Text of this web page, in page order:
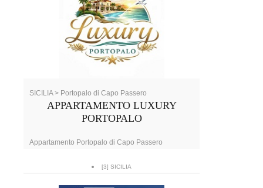
SICILIA > Portopalo di Capo Passero
APPARTAMENTO LUXURY
PORTOPALO
Appartamento Portopalo di Capo Passero
[3] SICILIA